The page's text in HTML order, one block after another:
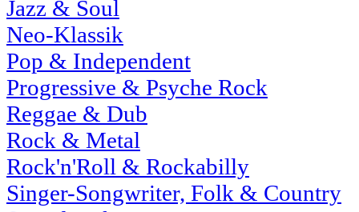
Jazz & Soul
Neo-Klassik
Pop & Independent
Progressive & Psyche Rock
Reggae & Dub
Rock & Metal
Rock'n'Roll & Rockabilly
Singer-Songwriter, Folk & Country